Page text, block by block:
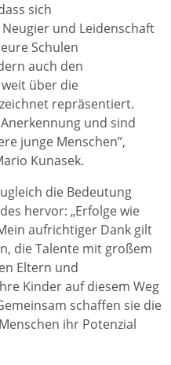
sich
und Leidenschaft
Schulen
auch den
über die
repräsentiert.
und sind
junge Menschen”,
Kunasek.
die Bedeutung
hervor: „Erfolge wie
aufrichtiger Dank gilt
die Talente mit großem
Eltern und
Kinder auf diesem Weg
schaffen sie die
ihr Potenzial